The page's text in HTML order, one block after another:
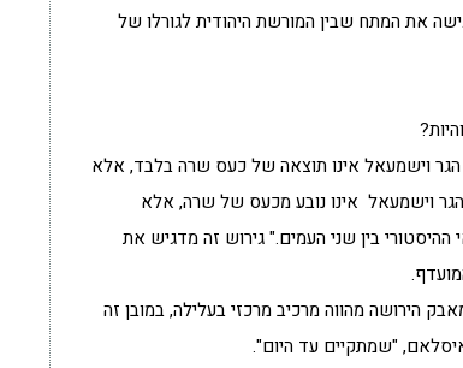
את המתח שבין המורשת היהודית לגורלו של
הגר וישמעאל אינו תוצאה של כעס שרה בלבד, אלא
וישמעאל אינו נובע מכעס של שרה, אלא
בין שני העמים." גירוש זה מדגיש את
הירושה מהווה מרכיב מרכזי בעלילה, במובן זה
"שמתקיים עד היום".